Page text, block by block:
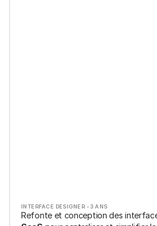
INTERFACE DESIGNER - 3 ANS